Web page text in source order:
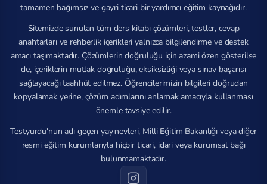
tamamen bağımsız ve gayri ticari bir yardımcı eğitim kaynağıdır.
Sitemizde sunulan tüm ders kitabı çözümleri, testler, cevap
anahtarları ve rehberlik içerikleri yalnızca bilgilendirme ve destek
amacı taşımaktadır. Çözümlerin doğruluğu için azami özen gösterilse
de, içeriklerin mutlak doğruluğu, eksiksizliği veya sınav başarısı
sağlayacağı taahhüt edilmez. Öğrencilerimizin bilgileri doğrudan
kopyalamak yerine, çözüm adımlarını anlamak amacıyla kullanması
önemle tavsiye edilir.
Testyurdu'nun adı geçen yayınevleri, Milli Eğitim Bakanlığı veya diğer
resmi eğitim kurumlarıyla hiçbir ticari, idari veya kurumsal bağı
bulunmamaktadır.